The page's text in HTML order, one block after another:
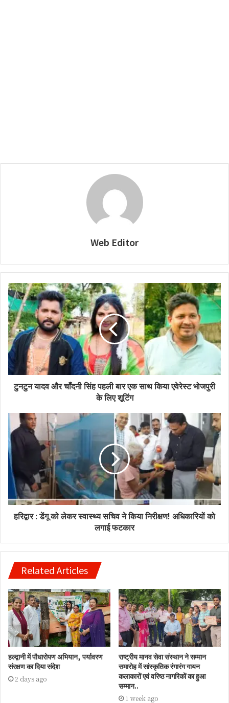
Web Editor
टुनटुन यादव और चाँदनी सिंह पहली बार एक साथ किया एवेरेस्ट भोजपुरी
के लिए शूटिंग
हरिद्वार : डेंगू को लेकर स्वास्थ्य सचिव ने किया निरीक्षण! अधिकारियों को
लगाई फटकार
Related Articles
हल्द्वानी में पौधारोपण अभियान, पर्यावरण
संरक्षण का दिया संदेश
2 days ago
राष्ट्रीय मानव सेवा संस्थान ने सम्मान
समारोह में सांस्कृतिक रंगारंग गायन
कलाकारों एवं वरिष्ठ नागरिकों का हुआ
सम्मान..
1 week ago